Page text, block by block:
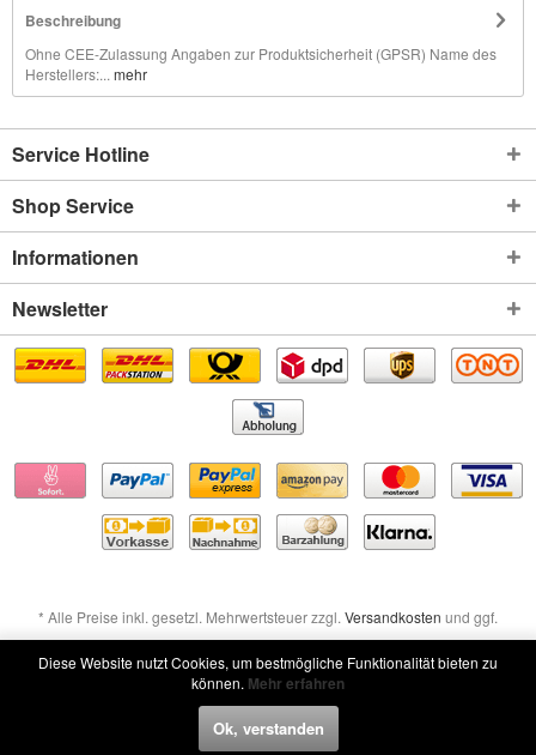
Beschreibung
Ohne CEE-Zulassung Angaben zur Produktsicherheit (GPSR) Name des
Herstellers:... mehr
Service Hotline
Shop Service
Informationen
Newsletter
* Alle Preise inkl. gesetzl. Mehrwertsteuer zzgl. Versandkosten und ggf.
Nachnahmegebühren, wenn nicht anders beschrieben
Widerruf erklären
Diese Website nutzt Cookies, um bestmögliche Funktionalität bieten zu
können. Mehr erfahren
Ok, verstanden